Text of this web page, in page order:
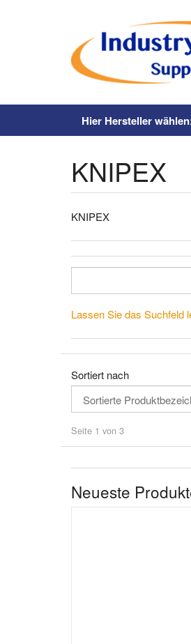
Hier Hersteller
KNIPEX
KNIPEX
Lassen Sie das Suchfeld
Sortiert nach
Seite 1 von 3
Neueste